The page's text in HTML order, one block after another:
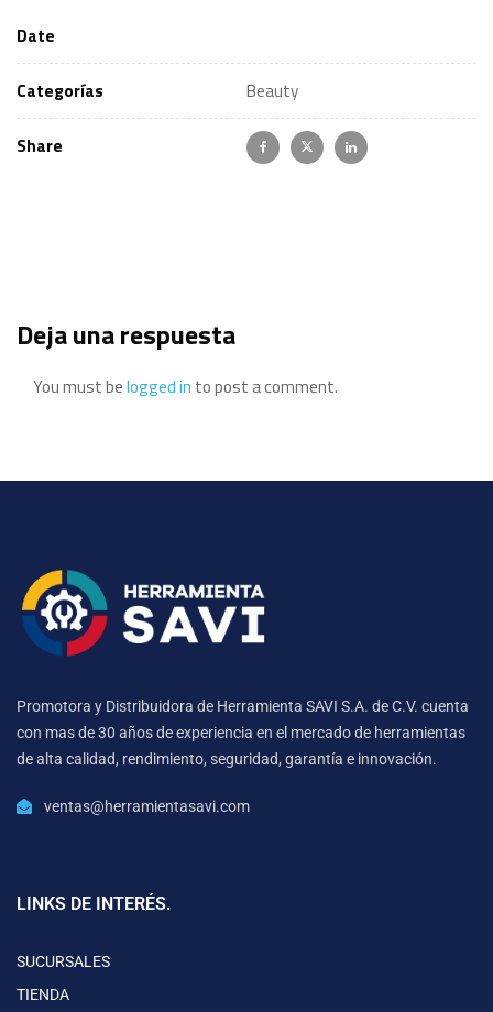
Date
Categorías Beauty
Share
Deja una respuesta
You must belogged in to post a comment.
Promotora y Distribuidora de Herramienta SAVI S.A. de C.V. cuenta
con mas de 30 años de experiencia en el mercado de herramientas
de alta calidad, rendimiento, seguridad, garantía e innovación.
ventas@herramientasavi.com
LINKS DE INTERÉS.
SUCURSALES
TIENDA